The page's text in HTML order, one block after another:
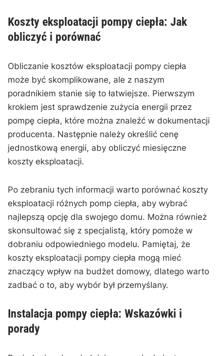
Koszty ⁢eksploatacji pompy ciepła: Jak
obliczyć i porównać
Obliczanie kosztów eksploatacji pompy ciepła ​
może⁢ być skomplikowane,​ ale z naszym
poradnikiem stanie się to​ łatwiejsze. Pierwszym
krokiem jest sprawdzenie ⁣zużycia​ energii przez
pompę‌ ciepła, które można znaleźć w dokumentacji
producenta. Następnie należy‌ określić cenę
jednostkową energii, aby obliczyć ‍miesięczne
koszty eksploatacji.
Po zebraniu tych informacji ⁤warto porównać⁣ koszty
‍eksploatacji różnych ​pomp ciepła, aby wybrać
najlepszą opcję dla swojego domu. Można również
⁣skonsultować⁣ się z⁤ specjalistą, który pomoże w ​
dobraniu ‌odpowiedniego modelu. Pamiętaj, że⁢
koszty⁢ eksploatacji pompy ciepła mogą ⁣mieć
znaczący wpływ na budżet ​domowy, dlatego warto
zadbać o to, aby⁣ wybór⁣ był⁢ przemyślany.
Instalacja pompy⁤ ciepła: Wskazówki i
⁣porady